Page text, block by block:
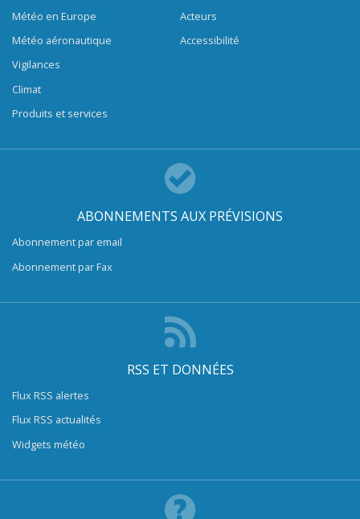
Météo en Europe
Météo aéronautique
Vigilances
Climat
Produits et services
Acteurs
Accessibilité
ABONNEMENTS AUX PRÉVISIONS
Abonnement par email
Abonnement par Fax
RSS ET DONNÉES
Flux RSS alertes
Flux RSS actualités
Widgets météo